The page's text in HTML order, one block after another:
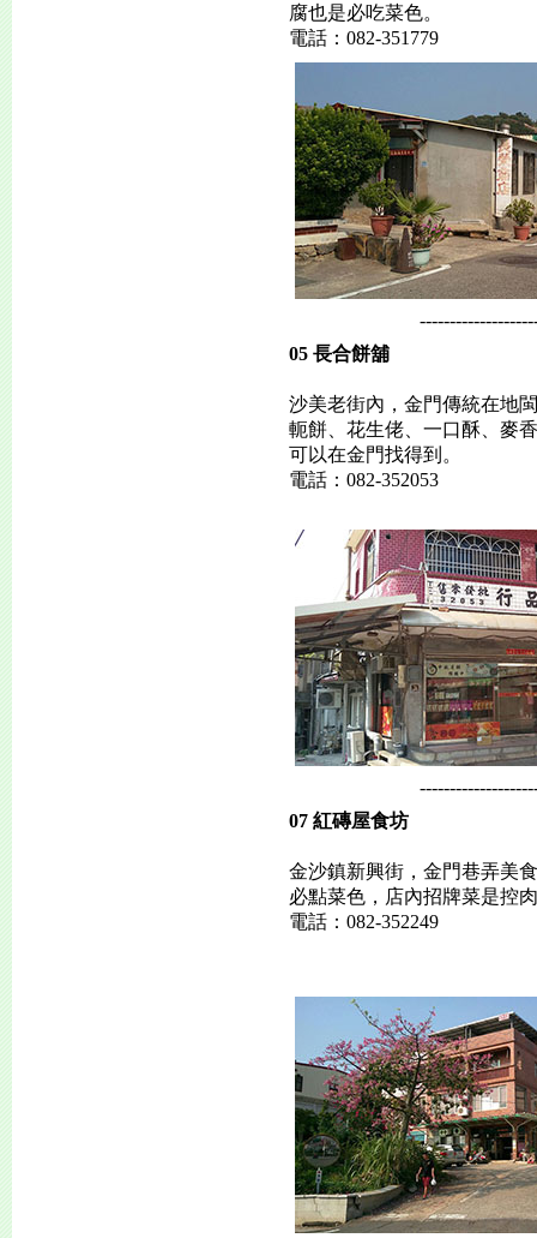
腐也是必吃菜色。
電話：082-351779
05 長合餅舖
沙美老街內，金門傳統在地
軛餅、花生佬、一口酥、麥
可以在金門找得到。
電話：082-352053
07 紅磚屋食坊
金沙鎮新興街，金門巷弄美
必點菜色，店內招牌菜是控
電話：082-352249